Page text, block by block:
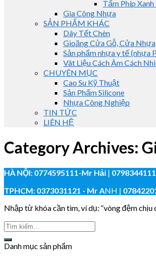
Tấm Phíp
Gia Công Nhựa
SẢN PHẨM KHÁC
Dây Tết Chèn
Gioăng Cửa Gỗ, Cửa
Sản phẩm nhựa y tế (nhựa
Vât Liệu Cách Âm Cách
CHUYÊN MỤC
Cao Su Kỹ Thuật
Sản Phẩm Silicone
Nhựa Công Nghiệp
TIN TỨC
LIÊN HỆ
Category Archives:
HÀ NỘI: 0774595111-Mr Hải |
TPHCM: 0373031121 - Mr ANH |
Nhập từ khóa cần tìm, ví dụ: “vòng đệm chịu
Danh mục sản phẩm